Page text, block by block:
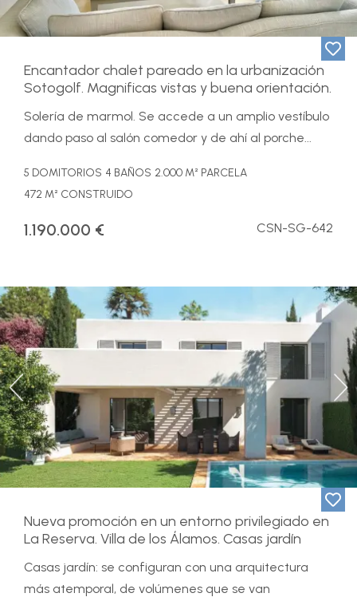
Encantador chalet pareado en la urbanización
Sotogolf. Magnificas vistas y buena orientación.
Solería de marmol. Se accede a un amplio vestíbulo
dando paso al salón comedor y de ahí al porche...
5 DOMITORIOS 4 BAÑOS 2.000 M² PARCELA
472 M² CONSTRUIDO
1.190.000 € CSN-SG-642
Previous
Nueva promoción en un entorno privilegiado en
La Reserva. Villa de los Álamos. Casas jardín
Casas jardín: se configuran con una arquitectura
más atemporal, de volúmenes que se van